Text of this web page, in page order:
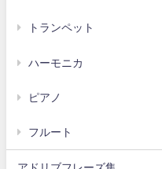
トランペット
ハーモニカ
ピアノ
フルート